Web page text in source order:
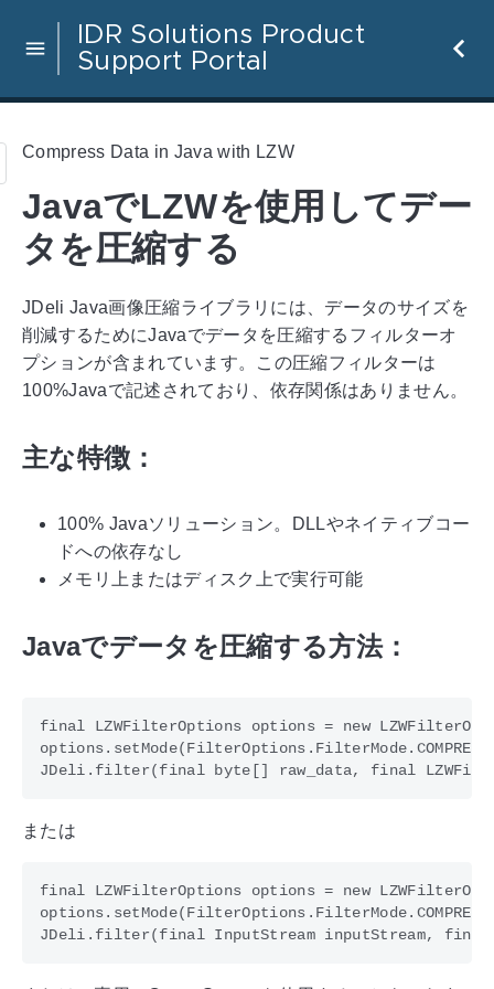
IDR Solutions Product
Support Portal
Compress Data in Java with LZW
JavaでLZWを使用してデー
タを圧縮する
JDeli Java画像圧縮ライブラリには、データのサイズを
削減するためにJavaでデータを圧縮するフィルターオ
プションが含まれています。この圧縮フィルターは
100%Javaで記述されており、依存関係はありません。
主な特徴：
100% Javaソリューション。DLLやネイティブコー
ドへの依存なし
メモリ上またはディスク上で実行可能
Javaでデータを圧縮する方法：
final LZWFilterOptions options = new
または
final LZWFilterOptions options = new